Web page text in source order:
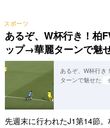
あるぞ、W杯行き！柏
ップ→華麗ターンで魅
スポーツ
あるぞ、W杯行き
ターンで魅せた
先週末に行われたJ1第14節